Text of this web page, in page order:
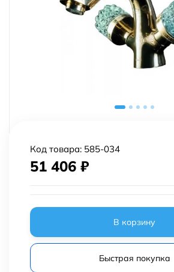
Код товара: 585-034
51 406 ₽
В корзину
Быстрая покупка